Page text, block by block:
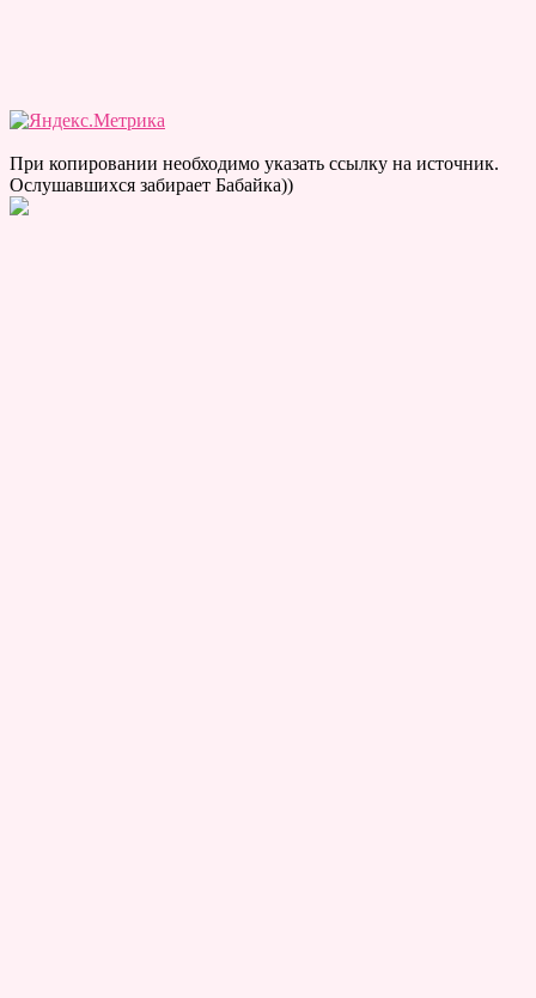
При копировании необходимо указать ссылку на источник.
Ослушавшихся забирает Бабайка))